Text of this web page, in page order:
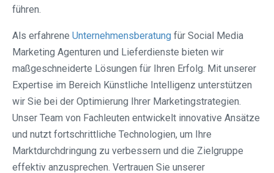
führen.
Als erfahrene Unternehmensberatung für Social Media
Marketing Agenturen und Lieferdienste bieten wir
maßgeschneiderte Lösungen für Ihren Erfolg. Mit unserer
Expertise im Bereich Künstliche Intelligenz unterstützen
wir Sie bei der Optimierung Ihrer Marketingstrategien.
Unser Team von Fachleuten entwickelt innovative Ansätze
und nutzt fortschrittliche Technologien, um Ihre
Marktdurchdringung zu verbessern und die Zielgruppe
effektiv anzusprechen. Vertrauen Sie unserer